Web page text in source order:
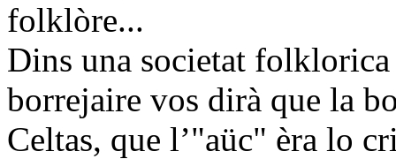
folklòre...
Dins una societat
borrejaire vos dirà que la
Celtas, que l’"aüc" èra lo